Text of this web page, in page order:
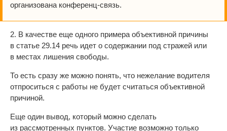
организована конференц-связь.
2. В качестве еще одного примера объективной причины
в статье 29.14 речь идет о содержании под стражей или
в местах лишения свободы.
То есть сразу же можно понять, что нежелание водителя
отпроситься с работы не будет считаться объективной
причиной.
Еще один вывод, который можно сделать
из рассмотренных пунктов. Участие возможно только